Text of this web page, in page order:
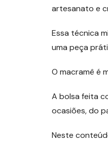
artesanato e
Essa técnica
uma peça
O macramê é
A bolsa feita
ocasiões, do
Neste